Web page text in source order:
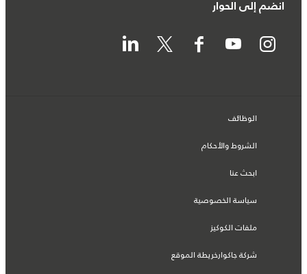
انضم إلى الحوار
الوظائف
الشروط والأحكام
ابحث عنا
سياسة الخصوصية
ملفات الكوكيز
شركة جاكوارخريطة الموقع